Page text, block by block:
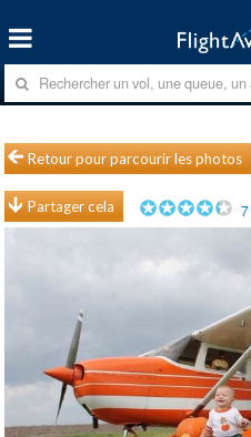
Retour pour parcourir les photos
Partager cela 7